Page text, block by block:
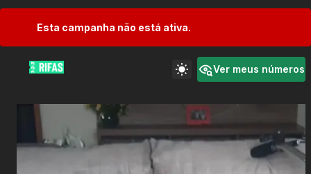
Esta campanha não está ativa.
Ver meus números